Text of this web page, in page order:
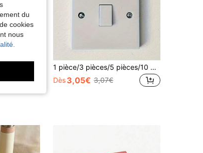
1 pièce/3 pièces/5 pièces/10 pièces Autocollants d'interrupteur de garçon de football, décoratifs pour le printemps, l'été, l'automne, l'hiver, la salle de bain, le mur, la voiture, l'arrière-plan, la baignoire, la fenêtre
Dès3,05€ 3,07€
du
cookies
nous